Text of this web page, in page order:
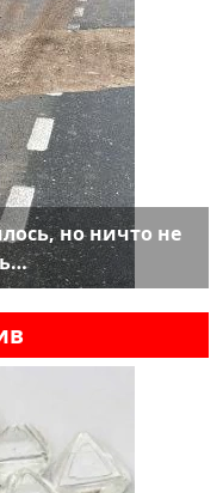
но ничто не